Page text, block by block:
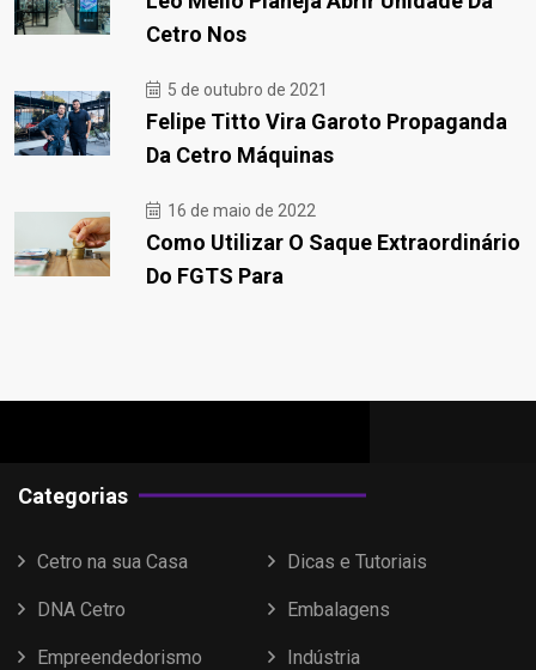
Cetro Nos
5 de outubro de 2021
Felipe Titto Vira Garoto Propaganda
Da Cetro Máquinas
16 de maio de 2022
Como Utilizar O Saque Extraordinário
Do FGTS Para
Categorias
Cetro na sua Casa Dicas e Tutoriais
DNA Cetro Embalagens
Empreendedorismo Indústria